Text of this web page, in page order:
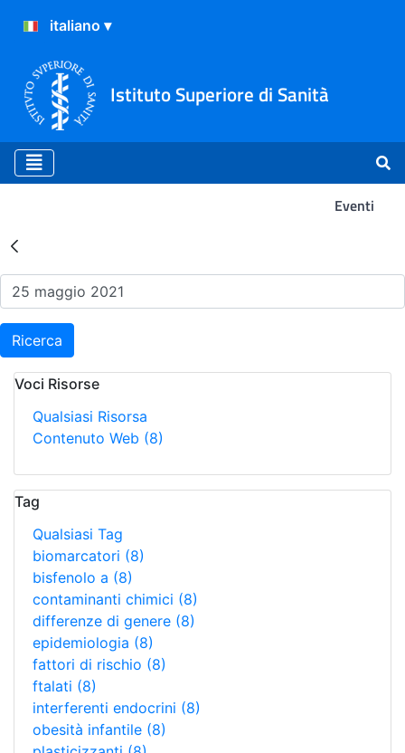
Istituto Superiore di Sanità
Eventi
Risultati della Ricerca -
Ricerca
Voci Risorse
Qualsiasi Risorsa
Contenuto Web (8)
Tag
Qualsiasi Tag
biomarcatori (8)
bisfenolo a (8)
contaminanti chimici (8)
differenze di genere (8)
epidemiologia (8)
fattori di rischio (8)
ftalati (8)
interferenti endocrini (8)
obesità infantile (8)